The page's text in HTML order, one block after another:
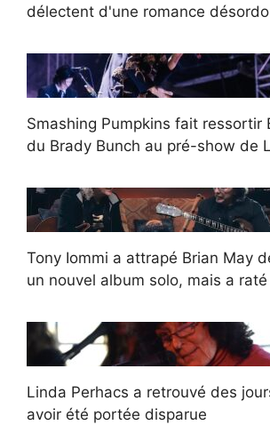
délectent d'une romance
Smashing Pumpkins fait ressortir
du Brady Bunch au pré-show de
Tony Iommi a attrapé Brian May
un nouvel album solo, mais a
Linda Perhacs a retrouvé des
avoir été portée disparue